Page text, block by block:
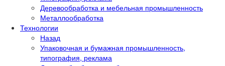
Деревообработка и мебельная промышленность
Металлообработка
Технологии
Назад
Упаковочная и бумажная промышленность,
типография, реклама